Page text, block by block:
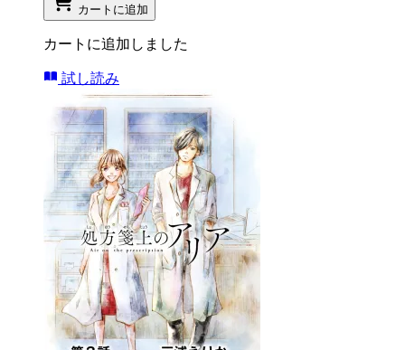
カートに追加
カートに追加しました
試し読み